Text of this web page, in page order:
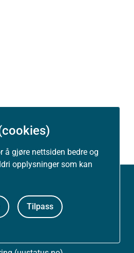
gjøre nettsiden bedre og
opplysninger som kan
Tilpass